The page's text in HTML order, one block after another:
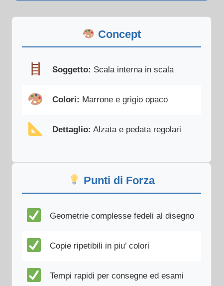
Concept
Soggetto: Scala interna in scala
Colori: Marrone e grigio opaco
Dettaglio: Alzata e pedata regolari
Punti di Forza
Geometrie complesse fedeli al disegno
Copie ripetibili in piu’ colori
Tempi rapidi per consegne ed esami